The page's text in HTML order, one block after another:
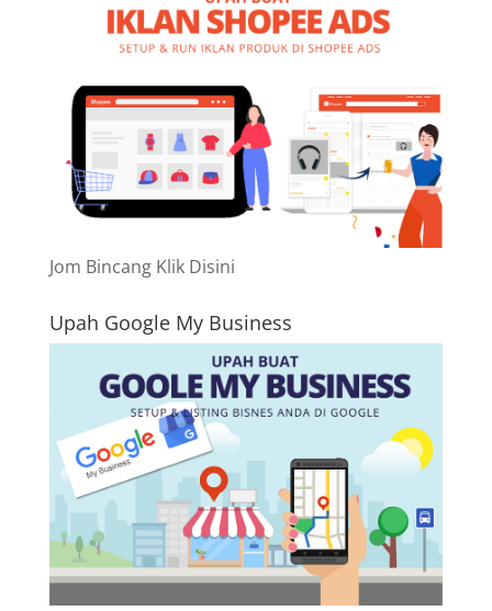
Jom Bincang Klik Disini
Upah Google My Business